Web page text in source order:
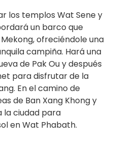
los templos Wat Sene y
un barco que
ofreciéndole una
campiña. Hará una
de Pak Ou y después
para disfrutar de la
En el camino de
de Ban Xang Khong y
la ciudad para
en Wat Phabath.